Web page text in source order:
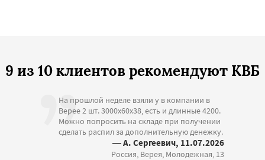
9 из 10 клиентов рекомендуют КВБ
На прошлой неделе взяли у в компании в
Верее 2 шт. 3000х60х38, есть и длинные 4200.
Можно попросить на складе при получении
сделать распил за дополнительную денежку.
— А. Сергеевич, 11.07.2026
Россия, Верея, Молодежная, 13